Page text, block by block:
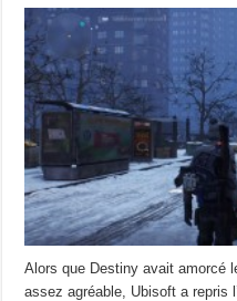
Alors que Destiny avait amorcé
assez agréable, Ubisoft a repris